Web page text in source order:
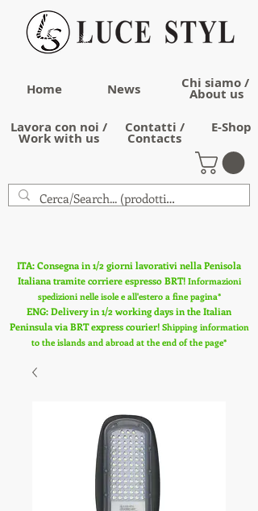
Home News Chi siamo /
About us
Lavora con noi /
Work with us
Contatti /
Contacts
E-Shop
ITA: Consegna in 1/2 giorni lavorativi nella Penisola
Italiana tramite corriere espresso BRT! Informazioni
spedizioni nelle isole e all'estero a fine pagina*
ENG: Delivery in 1/2 working days in the Italian
Peninsula via BRT express courier! Shipping information
to the islands and abroad at the end of the page*